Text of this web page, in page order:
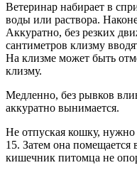
Ветеринар набирает в
воды или раствора.
Аккуратно, без резких
сантиметров клизму
На клизме может быть
клизму.
Медленно, без рывков
аккуратно вынимается.
Не отпуская кошку,
15. Затем она помещается
кишечник питомца не